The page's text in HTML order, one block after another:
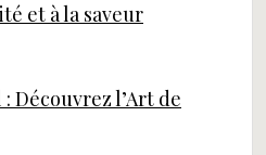
et à la saveur
Découvrez l’Art de